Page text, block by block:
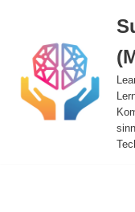
Inhalt
springen